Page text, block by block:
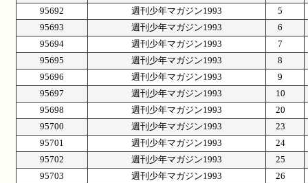
95692
週刊少年マガジン1993
5
95693
週刊少年マガジン1993
6
95694
週刊少年マガジン1993
7
95695
週刊少年マガジン1993
8
95696
週刊少年マガジン1993
9
95697
週刊少年マガジン1993
10
95698
週刊少年マガジン1993
20
95700
週刊少年マガジン1993
23
95701
週刊少年マガジン1993
24
95702
週刊少年マガジン1993
25
95703
週刊少年マガジン1993
26